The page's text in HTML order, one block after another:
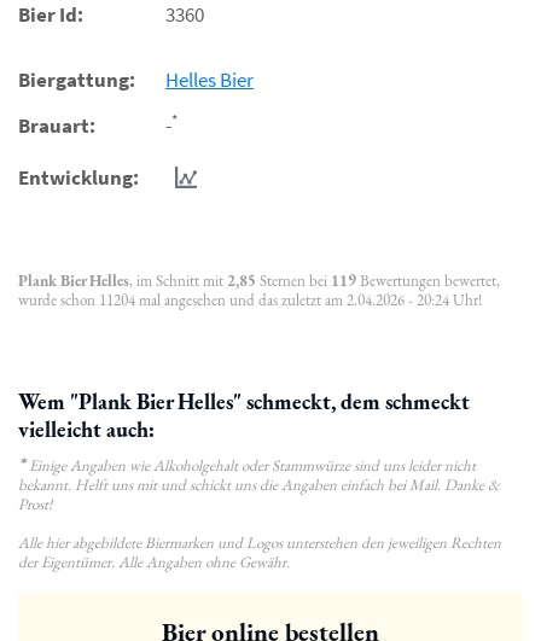
Bier Id: 3360
Biergattung:
Helles Bier
Brauart:
-*
Entwicklung:
Plank Bier Helles, im Schnitt mit 2,85 Sternen bei 119Bewertungen bewertet,
wurde schon 11204 mal angesehen und das zuletzt am 2.04.2026 - 20:24 Uhr!
Wem "Plank Bier Helles" schmeckt, dem schmeckt
vielleicht auch:
*Einige Angaben wie Alkoholgehalt oder Stammwürze sind uns leider nicht
bekannt. Helft uns mit und schickt uns die Angaben einfach bei Mail. Danke &
Prost!
Alle hier abgebildete Biermarken und Logos unterstehen den jeweiligen Rechten
der Eigentümer. Alle Angaben ohne Gewähr.
Bier online bestellen